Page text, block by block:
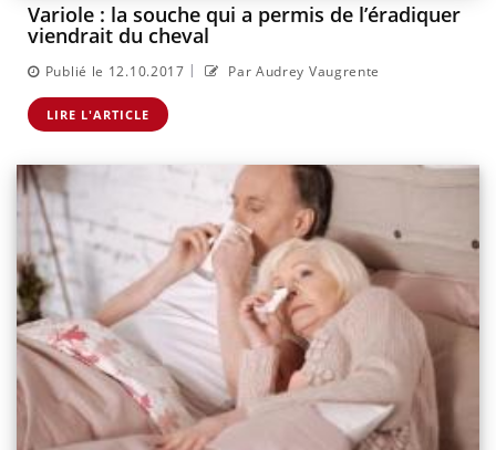
Variole : la souche qui a permis de l’éradiquer
viendrait du cheval
Publié le 12.10.2017 | Par Audrey Vaugrente
LIRE L'ARTICLE